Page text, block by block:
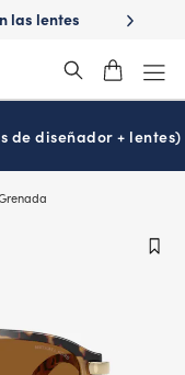
las lentes
¿Es
de diseñador + lentes)